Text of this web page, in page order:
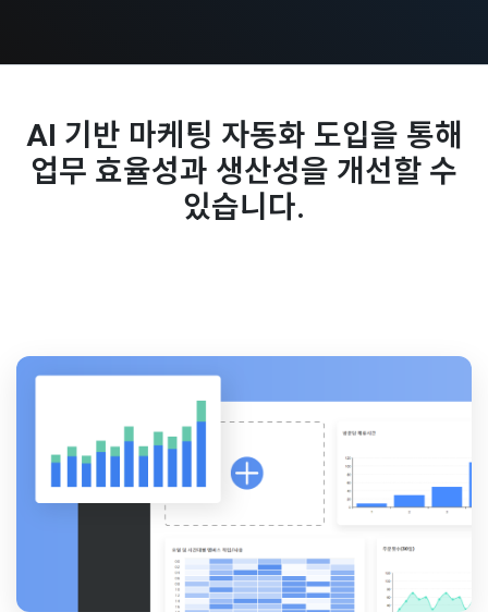
AI 기반 마케팅 자동화 도입을 통해
업무 효율성과 생산성을 개선할 수
있습니다.